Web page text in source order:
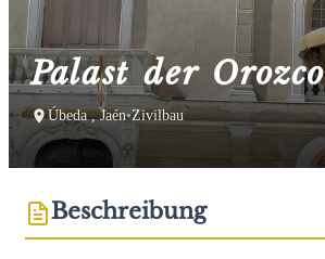
Palast der Orozco
Úbeda , Jaén•Zivilbau
Beschreibung